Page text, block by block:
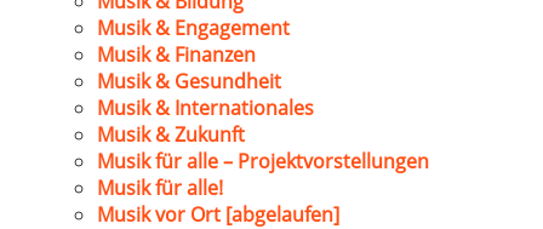
Musik & Engagement
Musik & Finanzen
Musik & Gesundheit
Musik & Internationales
Musik & Zukunft
Musik für alle – Projektvorstellungen
Musik für alle!
Musik vor Ort [abgelaufen]